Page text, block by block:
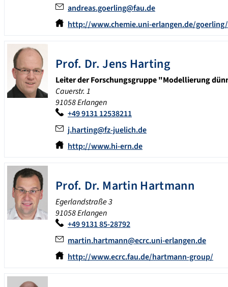
andreas.goerling@fau.de
http://www.chemie.uni-erlangen.de/goerling/
Prof. Dr. Jens Harting
Leiter der Forschungsgruppe "Modellierung
Cauerstr. 1
91058 Erlangen
+49 9131 12538211
j.harting@fz-juelich.de
http://www.hi-ern.de
Prof. Dr. Martin Hartmann
Egerlandstraße 3
91058 Erlangen
+49 9131 85-28792
martin.hartmann@ecrc.uni-erlangen.de
http://www.ecrc.fau.de/hartmann-group/